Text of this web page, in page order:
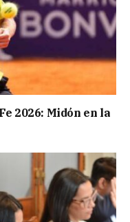
2026: Midón en la